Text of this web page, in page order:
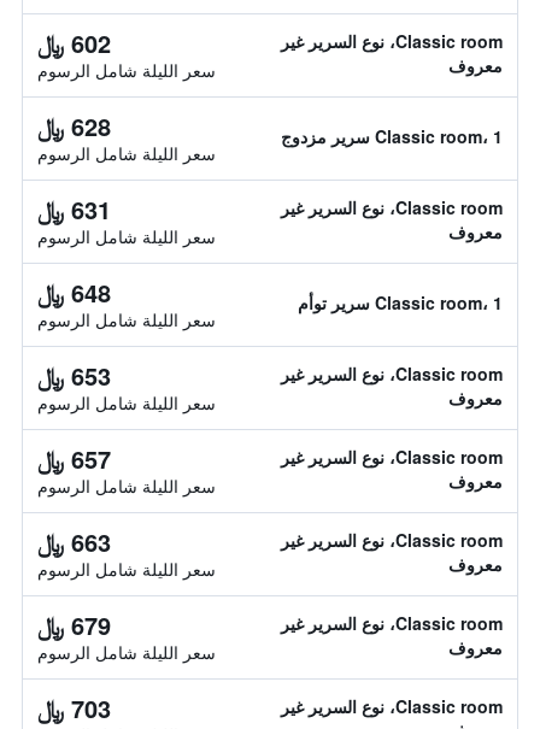
Classic room، نوع السرير غير
معروف
602 ﷼
سعر الليلة شامل الرسوم
Classic room، 1 سرير مزدوج 628 ﷼
سعر الليلة شامل الرسوم
Classic room، نوع السرير غير
معروف
631 ﷼
سعر الليلة شامل الرسوم
Classic room، 1 سرير توأم 648 ﷼
سعر الليلة شامل الرسوم
Classic room، نوع السرير غير
معروف
653 ﷼
سعر الليلة شامل الرسوم
Classic room، نوع السرير غير
معروف
657 ﷼
سعر الليلة شامل الرسوم
Classic room، نوع السرير غير
معروف
663 ﷼
سعر الليلة شامل الرسوم
Classic room، نوع السرير غير
معروف
679 ﷼
سعر الليلة شامل الرسوم
Classic room، نوع السرير غير
703 ﷼